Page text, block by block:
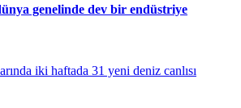
genelinde dev bir endüstriye